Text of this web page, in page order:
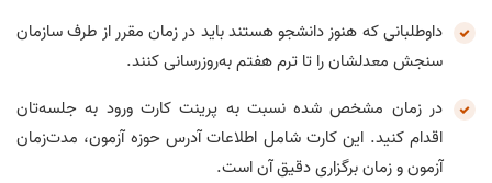
داوطلبانی که هنوز دانشجو هستند باید در زمان مقرر از طرف سازمان
سنجش معدلشان را تا ترم هفتم به‌روزرسانی کنند.
در زمان مشخص شده نسبت به پرینت کارت ورود به جلسه‌تان
اقدام کنید. این کارت شامل اطلاعات آدرس حوزه آزمون، مدت‌زمان
آزمون و زمان برگزاری دقیق آن است.